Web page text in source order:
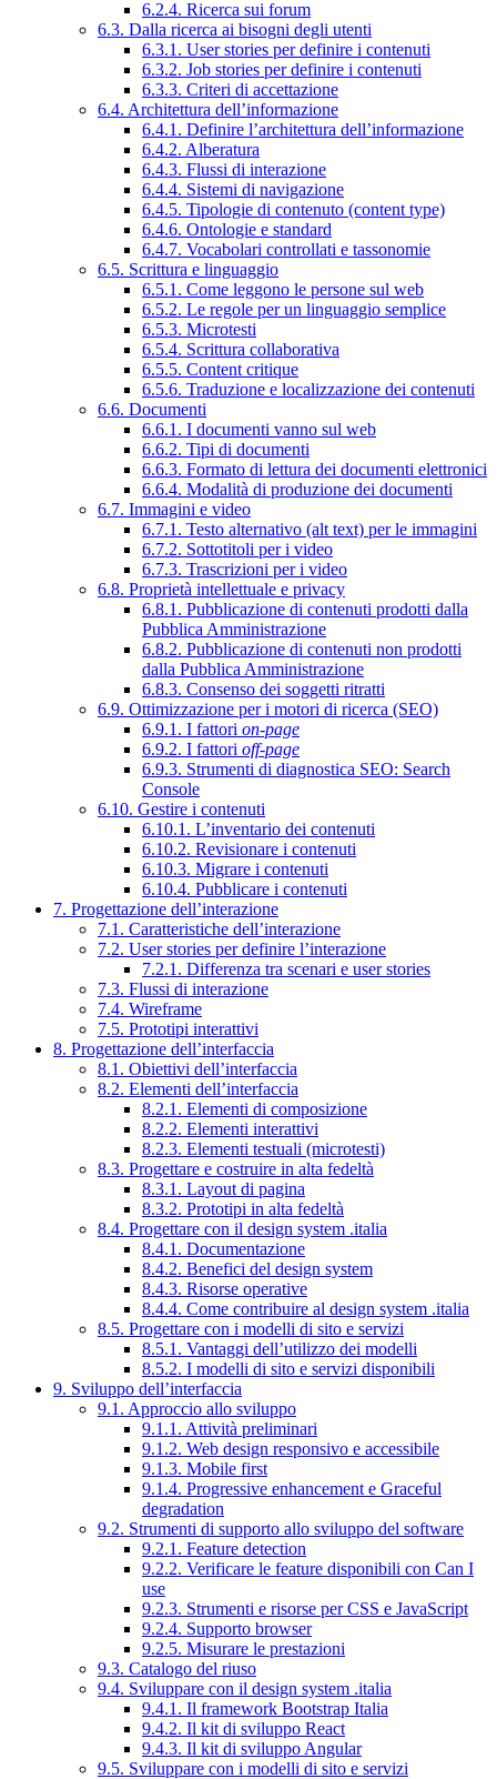
6.2.4. Ricerca sui forum
6.3. Dalla ricerca ai bisogni degli utenti
6.3.1. User stories per definire i contenuti
6.3.2. Job stories per definire i contenuti
6.3.3. Criteri di accettazione
6.4. Architettura dell’informazione
6.4.1. Definire l’architettura dell’informazione
6.4.2. Alberatura
6.4.3. Flussi di interazione
6.4.4. Sistemi di navigazione
6.4.5. Tipologie di contenuto (content type)
6.4.6. Ontologie e standard
6.4.7. Vocabolari controllati e tassonomie
6.5. Scrittura e linguaggio
6.5.1. Come leggono le persone sul web
6.5.2. Le regole per un linguaggio semplice
6.5.3. Microtesti
6.5.4. Scrittura collaborativa
6.5.5. Content critique
6.5.6. Traduzione e localizzazione dei contenuti
6.6. Documenti
6.6.1. I documenti vanno sul web
6.6.2. Tipi di documenti
6.6.3. Formato di lettura dei documenti elettronici
6.6.4. Modalità di produzione dei documenti
6.7. Immagini e video
6.7.1. Testo alternativo (alt text) per le immagini
6.7.2. Sottotitoli per i video
6.7.3. Trascrizioni per i video
6.8. Proprietà intellettuale e privacy
6.8.1. Pubblicazione di contenuti prodotti dalla
Pubblica Amministrazione
6.8.2. Pubblicazione di contenuti non prodotti
dalla Pubblica Amministrazione
6.8.3. Consenso dei soggetti ritratti
6.9. Ottimizzazione per i motori di ricerca (SEO)
6.9.1. I fattori on-page
6.9.2. I fattori off-page
6.9.3. Strumenti di diagnostica SEO: Search
Console
6.10. Gestire i contenuti
6.10.1. L’inventario dei contenuti
6.10.2. Revisionare i contenuti
6.10.3. Migrare i contenuti
6.10.4. Pubblicare i contenuti
7. Progettazione dell’interazione
7.1. Caratteristiche dell’interazione
7.2. User stories per definire l’interazione
7.2.1. Differenza tra scenari e user stories
7.3. Flussi di interazione
7.4. Wireframe
7.5. Prototipi interattivi
8. Progettazione dell’interfaccia
8.1. Obiettivi dell’interfaccia
8.2. Elementi dell’interfaccia
8.2.1. Elementi di composizione
8.2.2. Elementi interattivi
8.2.3. Elementi testuali (microtesti)
8.3. Progettare e costruire in alta fedeltà
8.3.1. Layout di pagina
8.3.2. Prototipi in alta fedeltà
8.4. Progettare con il design system .italia
8.4.1. Documentazione
8.4.2. Benefici del design system
8.4.3. Risorse operative
8.4.4. Come contribuire al design system .italia
8.5. Progettare con i modelli di sito e servizi
8.5.1. Vantaggi dell’utilizzo dei modelli
8.5.2. I modelli di sito e servizi disponibili
9. Sviluppo dell’interfaccia
9.1. Approccio allo sviluppo
9.1.1. Attività preliminari
9.1.2. Web design responsivo e accessibile
9.1.3. Mobile first
9.1.4. Progressive enhancement e Graceful
degradation
9.2. Strumenti di supporto allo sviluppo del software
9.2.1. Feature detection
9.2.2. Verificare le feature disponibili con Can I
use
9.2.3. Strumenti e risorse per CSS e JavaScript
9.2.4. Supporto browser
9.2.5. Misurare le prestazioni
9.3. Catalogo del riuso
9.4. Sviluppare con il design system .italia
9.4.1. Il framework Bootstrap Italia
9.4.2. Il kit di sviluppo React
9.4.3. Il kit di sviluppo Angular
9.5. Sviluppare con i modelli di sito e servizi